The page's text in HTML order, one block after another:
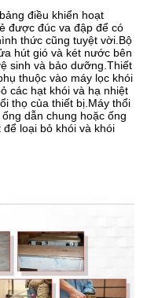
điều khiển hoạt
được đúc va đập để có
thức cũng tuyệt vời.Bộ
hút gió và két nước bên
sinh và bảo dưỡng.Thiết
thuộc vào máy lọc khói
các hạt khói và hạ nhiệt
thọ của thiết bị.Máy thổi
dẫn chung hoặc ống
loại bỏ khói và khói